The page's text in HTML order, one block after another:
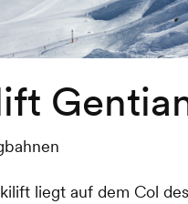
liegt auf dem Col